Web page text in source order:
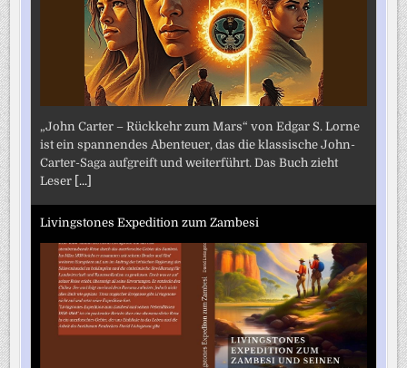
„John Carter – Rückkehr zum Mars“ von Edgar S. Lorne
ist ein spannendes Abenteuer, das die klassische John-
Carter-Saga aufgreift und weiterführt. Das Buch zieht
Leser [...]
Livingstones Expedition zum Zambesi